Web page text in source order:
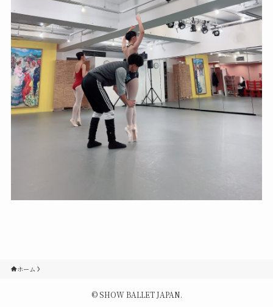
探究型バレエ
Contact
Q&A
Gallery
ホーム
©SHOW BALLET JAPAN.